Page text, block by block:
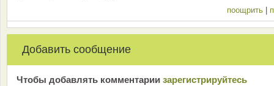
поощрить
Добавить сообщение
Чтобы добавлять комментарии зарeгиcтрирyйтeсь